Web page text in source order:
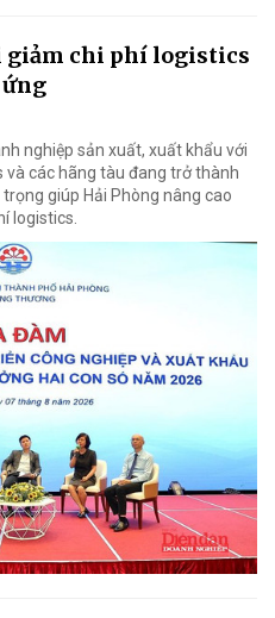
giảm chi phí logistics
nghiệp sản xuất, xuất khẩu với
và các hãng tàu đang trở thành
giúp Hải Phòng nâng cao
logistics.